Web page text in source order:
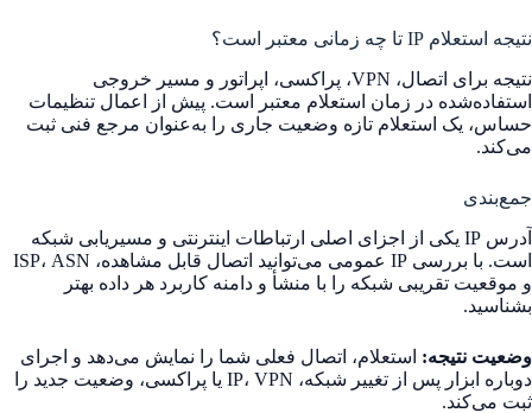
نتیجه استعلام IP تا چه زمانی معتبر است؟
نتیجه برای اتصال، VPN، پراکسی، اپراتور و مسیر خروجی
استفاده‌شده در زمان استعلام معتبر است. پیش از اعمال تنظیمات
حساس، یک استعلام تازه وضعیت جاری را به‌عنوان مرجع فنی ثبت
می‌کند.
جمع‌بندی
آدرس IP یکی از اجزای اصلی ارتباطات اینترنتی و مسیریابی شبکه
است. با بررسی IP عمومی می‌توانید اتصال قابل مشاهده، ISP، ASN
و موقعیت تقریبی شبکه را با منشأ و دامنه کاربرد هر داده بهتر
بشناسید.
وضعیت نتیجه: استعلام، اتصال فعلی شما را نمایش می‌دهد و اجرای
دوباره ابزار پس از تغییر شبکه، IP، VPN یا پراکسی، وضعیت جدید را
ثبت می‌کند.